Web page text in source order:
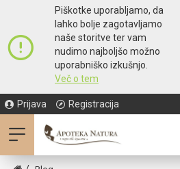
Piškotke uporabljamo, da
lahko bolje zagotavljamo
naše storitve ter vam
nudimo najboljšo možno
uporabniško izkušnjo.
Več o tem
Prijava Registracija